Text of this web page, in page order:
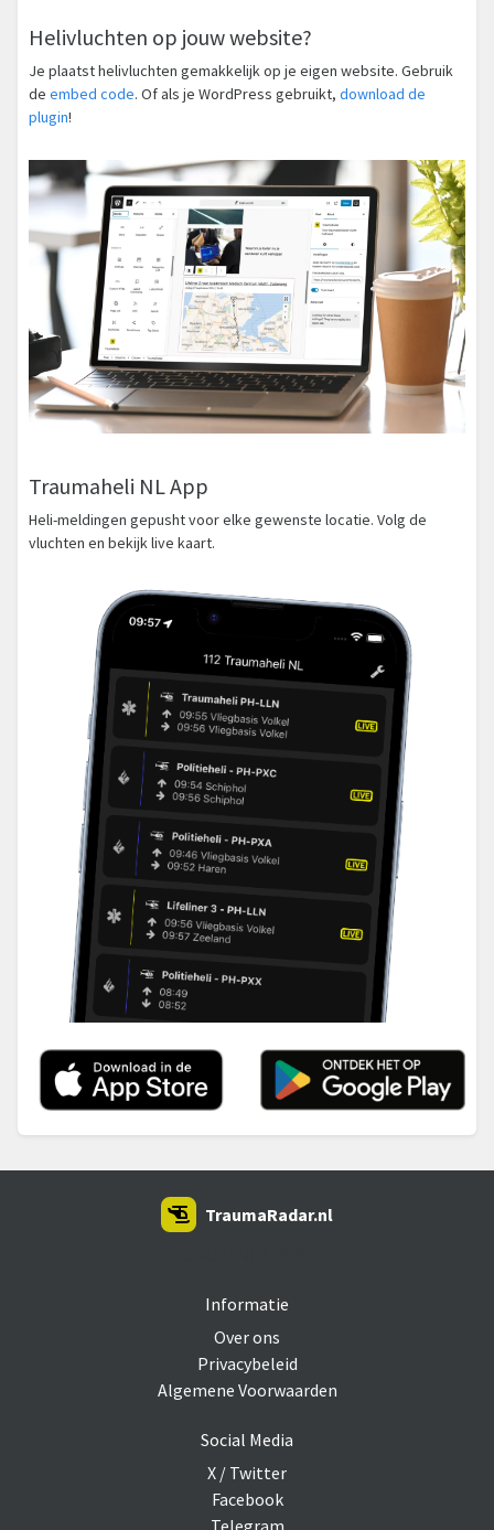
Helivluchten op jouw website?
Je plaatst helivluchten gemakkelijk op je eigen website. Gebruik
de embed code. Of als je WordPress gebruikt, download de
plugin!
Traumaheli NL App
Heli-meldingen gepusht voor elke gewenste locatie. Volg de
vluchten en bekijk live kaart.
Informatie
Over ons
Privacybeleid
Algemene Voorwaarden
Social Media
X / Twitter
Facebook
Telegram
TraumaRadar.nl